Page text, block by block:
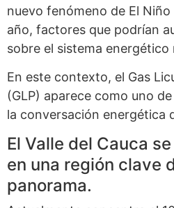
nuevo fenómeno de El
año, factores que podrían
sobre el sistema energético
En este contexto, el Gas
(GLP) aparece como uno
la conversación energética
El Valle del Cauca
en una región clave
panorama.